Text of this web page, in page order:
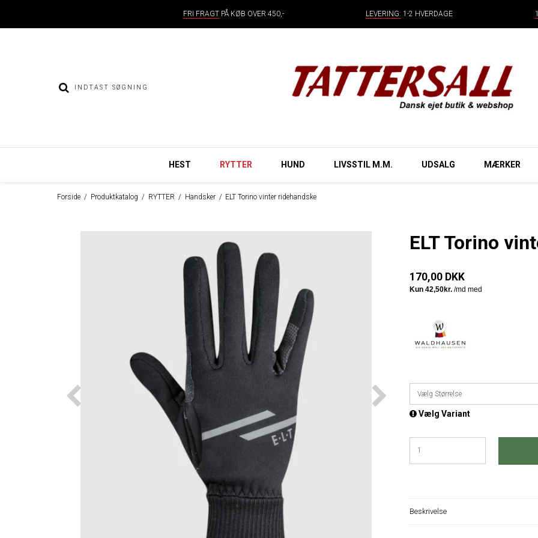
FRI FRAGTPÅ KØB OVER 450,- LEVERING: 1-2 HVERDAGE
HEST RYTTER HUND LIVSSTIL M.M. UDSALG MÆRKER
Forside / Produktkatalog / RYTTER / Handsker / ELT Torino vinter ridehandske
ELT Torino
170,00 DKK
Vælg Størrelse
Vælg Variant
Beskrivelse